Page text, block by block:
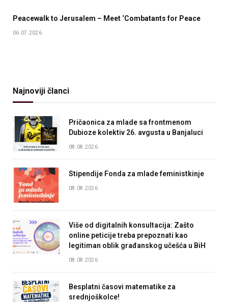
Peacewalk to Jerusalem – Meet ‘Combatants for Peace
06.07.2026
Najnoviji članci
Pričaonica za mlade sa frontmenom
Dubioze kolektiv 26. avgusta u Banjaluci
08.08.2026
Stipendije Fonda za mlade feministkinje
08.08.2026
Više od digitalnih konsultacija: Zašto
online peticije treba prepoznati kao
legitiman oblik građanskog učešća u BiH
08.08.2026
Besplatni časovi matematike za
srednjoškolce!